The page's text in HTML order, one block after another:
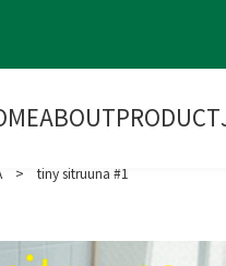
ABOUTPRODUCT
> tiny sitruuna #1